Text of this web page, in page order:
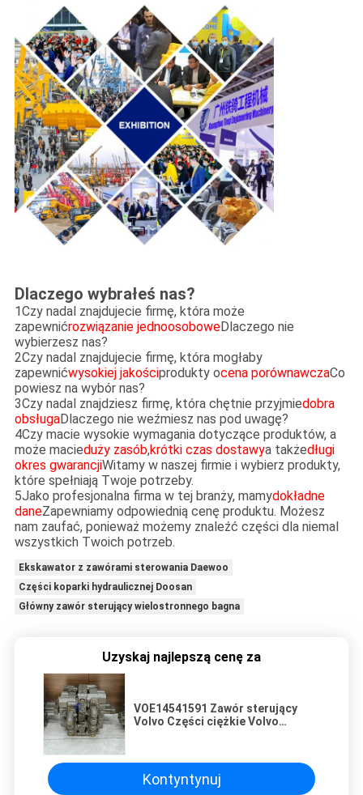
Dlaczego wybrałeś nas?
1Czy nadal znajdujecie firmę, która może
zapewnićrozwiązanie jednoosoboweDlaczego nie
wybierzesz nas?
2Czy nadal znajdujecie firmę, która mogłaby
zapewnićwysokiej jakościprodukty ocena porównawczaCo
powiesz na wybór nas?
3Czy nadal znajdziesz firmę, która chętnie przyjmiedobra
obsługaDlaczego nie weźmiesz nas pod uwagę?
4Czy macie wysokie wymagania dotyczące produktów, a
może macieduży zasób,krótki czas dostawya takżedługi
okres gwarancjiWitamy w naszej firmie i wybierz produkty,
które spełniają Twoje potrzeby.
5Jako profesjonalna firma w tej branży, mamydokładne
daneZapewniamy odpowiednią cenę produktu. Możesz
nam zaufać, ponieważ możemy znaleźć części dla niemal
wszystkich Twoich potrzeb.
Ekskawator z zawórami sterowania Daewoo
Części koparki hydraulicznej Doosan
Główny zawór sterujący wielostronnego bagna
Uzyskaj najlepszą cenę za
VOE14541591 Zawór sterujący
Volvo Części ciężkie Volvo
Kontyntynuj